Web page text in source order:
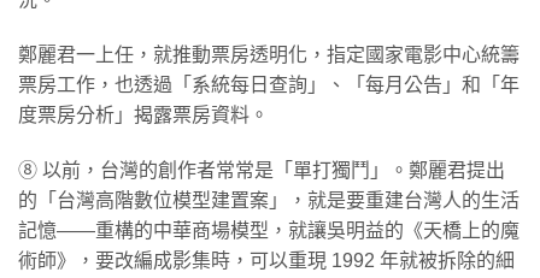
鄭麗君一上任，就推動票房透明化，指定國家電影中心統籌
票房工作，也透過「系統每日查詢」、「每月公告」和「年
度票房分析」揭露票房資料。
⑧ 以前，台灣的創作者常常是「單打獨鬥」。鄭麗君提出
的「台灣高階數位模型建置案」，就是要重建台灣人的生活
記憶——重構的中華商場模型，就讓吳明益的《天橋上的魔
術師》，要改編成影集時，可以重現 1992 年就被拆除的細